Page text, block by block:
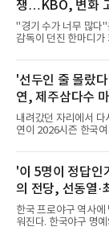
쟁…KBO, 변화
는 경기 수가 바
"경기 수가 너무 많다
감독이 던진 한마디가
독은 단순히 더위를
폭염, 부상 등 변수가
팀당 144경기 체제가
을 던졌다.물론 144
많은 숫자는 아니다.
기, 일본프로야구도
자만 놓고 보면 KBO
비교하기 어려울 정도
지고 있다. 여기에 장
'선두인 줄 몰랐
연, 제주삼다수
두
내려갔던 자리에서 다
연이 2026시즌 한국
억 원, 우승상금 1억
독 선두로 도약했다.
포의 테디밸리 골프
라운드에서 버디 5개
파 68타를 쳤다. 중간
날 공동 4위에서 선두
룹(8언더파 136타)과
'이 5명이 정답인
의 전당, 선동열·
우·김응용을 둘
한국 프로야구 역사에
워진다. 한국야구 명